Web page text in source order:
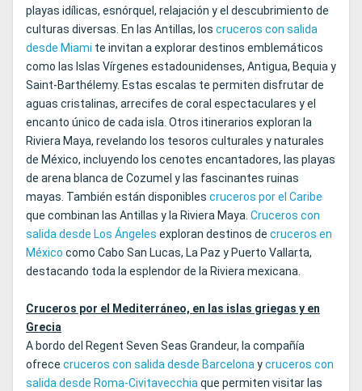
playas idílicas, esnórquel, relajación y el descubrimiento de
culturas diversas. En las Antillas, los cruceros con salida
desde Miami te invitan a explorar destinos emblemáticos
como las Islas Vírgenes estadounidenses, Antigua, Bequia y
Saint‑Barthélemy. Estas escalas te permiten disfrutar de
aguas cristalinas, arrecifes de coral espectaculares y el
encanto único de cada isla. Otros itinerarios exploran la
Riviera Maya, revelando los tesoros culturales y naturales
de México, incluyendo los cenotes encantadores, las playas
de arena blanca de Cozumel y las fascinantes ruinas
mayas. También están disponibles cruceros por el Caribe
que combinan las Antillas y la Riviera Maya. Cruceros con
salida desde Los Ángeles exploran destinos de cruceros en
México como Cabo San Lucas, La Paz y Puerto Vallarta,
destacando toda la esplendor de la Riviera mexicana.
Cruceros por el Mediterráneo, en las islas griegas y en
Grecia
A bordo del Regent Seven Seas Grandeur, la compañía
ofrece cruceros con salida desde Barcelonaycruceros con
salida desde Roma-Civitavecchiaque permiten visitar las